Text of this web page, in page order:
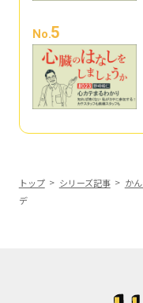
No.5
トップ シリーズ記事 か
デ